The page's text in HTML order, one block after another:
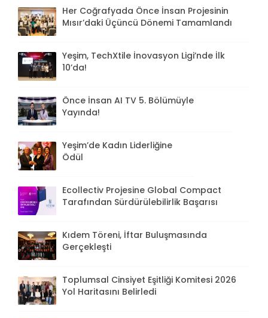
Her Coğrafyada Önce İnsan Projesinin
Mısır’daki Üçüncü Dönemi Tamamlandı
Yeşim, TechXtile İnovasyon Ligi’nde İlk
10’da!
Önce İnsan AI TV 5. Bölümüyle
Yayında!
Yeşim’de Kadın Liderliğine
Ödül
Ecollectiv Projesine Global Compact
Tarafından Sürdürülebilirlik Başarısı
Kıdem Töreni, İftar Buluşmasında
Gerçekleşti
Toplumsal Cinsiyet Eşitliği Komitesi 2026
Yol Haritasını Belirledi